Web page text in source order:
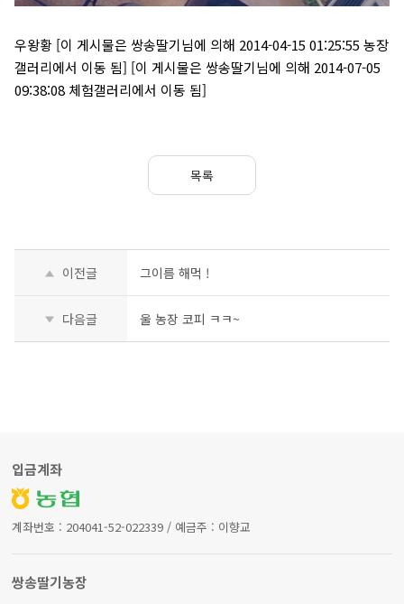
우왕황 [이 게시물은 쌍송딸기님에 의해 2014-04-15 01:25:55 농장
갤러리에서 이동 됨] [이 게시물은 쌍송딸기님에 의해 2014-07-05
09:38:08 체험갤러리에서 이동 됨]
목록
이전글 그이름 해먹 !
다음글 울 농장 코피 ㅋㅋ~
입금계좌
계좌번호 : 204041-52-022339 / 예금주 : 이향교
쌍송딸기농장